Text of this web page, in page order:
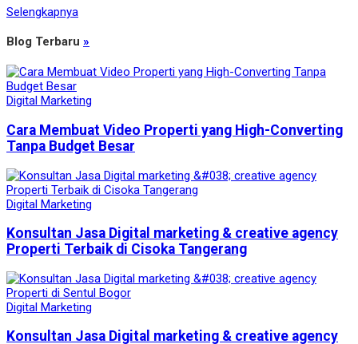
Selengkapnya
Blog Terbaru »
Digital Marketing
Cara Membuat Video Properti yang High-Converting
Tanpa Budget Besar
Digital Marketing
Konsultan Jasa Digital marketing & creative agency
Properti Terbaik di Cisoka Tangerang
Digital Marketing
Konsultan Jasa Digital marketing & creative agency